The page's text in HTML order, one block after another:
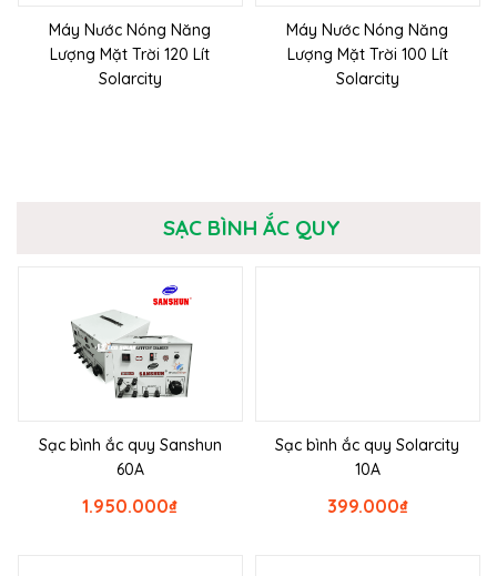
Máy Nước Nóng Năng
Lượng Mặt Trời 120 Lít
Solarcity
Máy Nước Nóng Năng
Lượng Mặt Trời 100 Lít
Solarcity
SẠC BÌNH ẮC QUY
Sạc bình ắc quy Sanshun
60A
₫
1.950.000
Sạc bình ắc quy Solarcity
10A
₫
399.000